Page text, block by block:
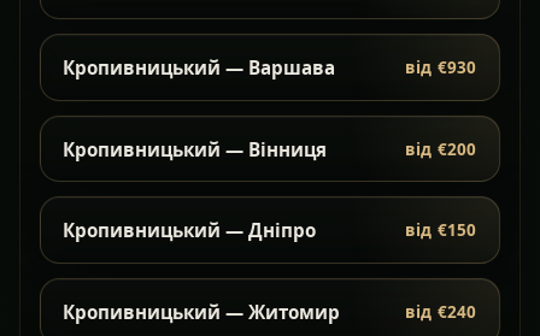
Кропивницький — Варшава від €930
Кропивницький — Вінниця від €200
Кропивницький — Дніпро від €150
Кропивницький — Житомир від €240